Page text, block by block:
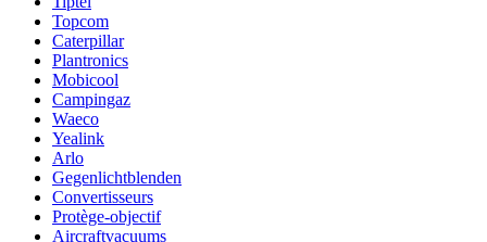
Topcom
Caterpillar
Plantronics
Mobicool
Campingaz
Waeco
Yealink
Arlo
Gegenlichtblenden
Convertisseurs
Protège-objectif
Aircraftvacuums